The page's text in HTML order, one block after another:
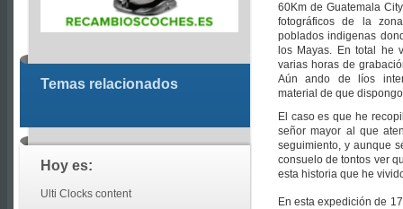
Temas relacionados
Hoy es:
Ulti Clocks content
60Km de Guatemala
fotográficos de la
poblados indigenas
los Mayas. En total he
varias horas de
Aún ando de líos
material de que
El caso es que he
señor mayor al que
seguimiento, y aunque
consuelo de tontos ver
esta historia que he
En esta expedición de